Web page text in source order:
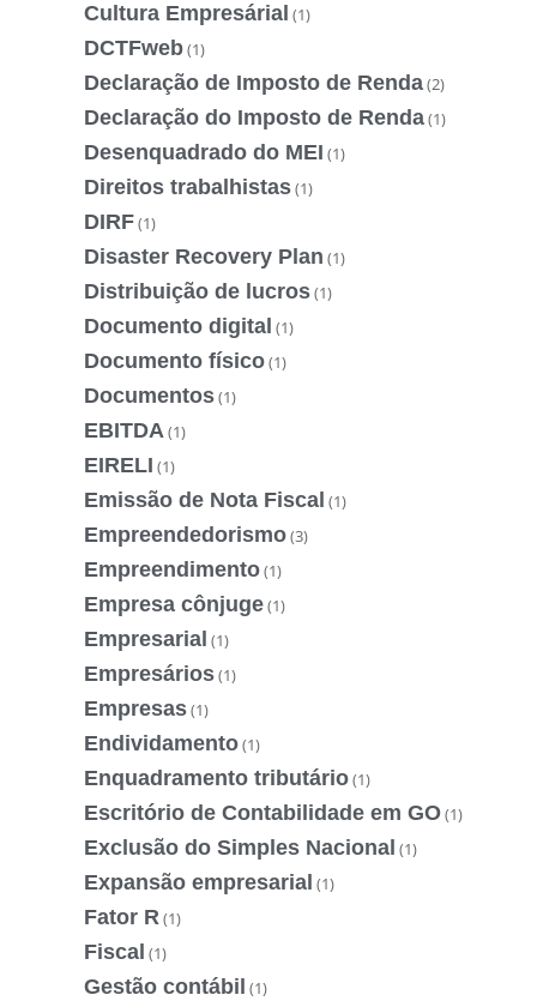
Cultura Empresárial (1)
DCTFweb(1)
Declaração de Imposto de Renda(2)
Declaração do Imposto de Renda(1)
Desenquadrado do MEI (1)
Direitos trabalhistas(1)
DIRF(1)
Disaster Recovery Plan (1)
Distribuição de lucros(1)
Documento digital (1)
Documento físico(1)
Documentos(1)
EBITDA (1)
EIRELI (1)
Emissão de Nota Fiscal (1)
Empreendedorismo(3)
Empreendimento(1)
Empresa cônjuge(1)
Empresarial (1)
Empresários(1)
Empresas(1)
Endividamento(1)
Enquadramento tributário(1)
Escritório de Contabilidade em GO(1)
Exclusão do Simples Nacional (1)
Expansão empresarial (1)
Fator R (1)
Fiscal (1)
Gestão contábil (1)